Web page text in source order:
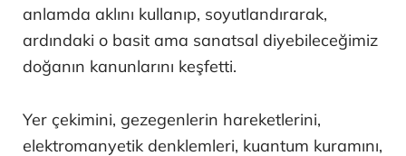
anlamda aklını kullanıp, soyutlandırarak,
ardındaki o basit ama sanatsal diyebileceğimiz
doğanın kanunlarını keşfetti.
Yer çekimini, gezegenlerin hareketlerini,
elektromanyetik denklemleri, kuantum kuramını,